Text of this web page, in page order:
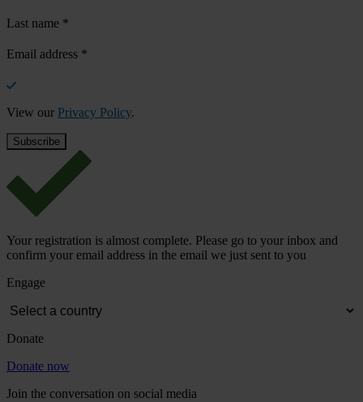
Last name *
Email address *
View our Privacy Policy.
Your registration is almost complete. Please go to your inbox and
confirm your email address in the email we just sent to you
Engage
Donate
Donate now
Join the conversation on social media